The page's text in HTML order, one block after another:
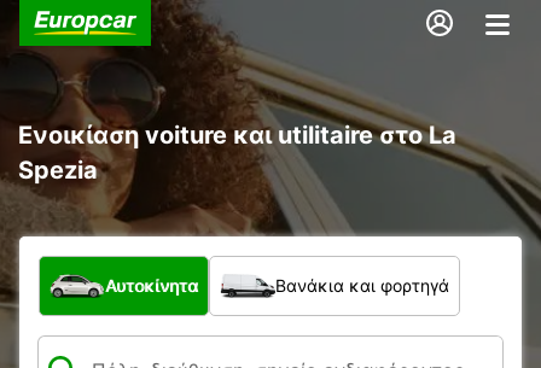
Ενοικίαση voiture και utilitaire στο La
Spezia
Τι τύπος οχήματος;
Αυτοκίνητα Βανάκια και φορτηγά